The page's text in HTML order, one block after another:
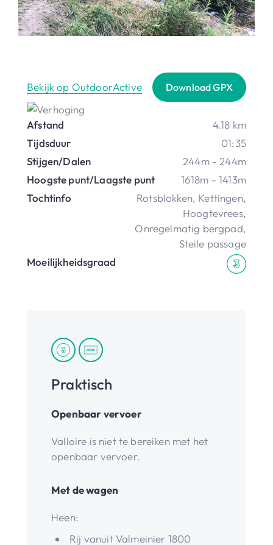
Bekijk op OutdoorActive Download GPX
Afstand
4.18 km
Tijdsduur
01:35
Stijgen/Dalen
244m - 244m
Hoogste punt/Laagste punt
1618m - 1413m
Tochtinfo
Rotsblokken, Kettingen,
Hoogtevrees,
Onregelmatig bergpad,
Steile passage
Moeilijkheidsgraad
Praktisch
Openbaar vervoer
Valloire is niet te bereiken met het
openbaar vervoer.
Met de wagen
Heen:
Rij vanuit Valmeinier 1800